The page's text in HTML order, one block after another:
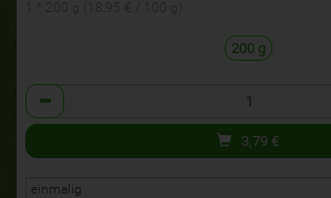
200 g
Anzahl
3,79 €